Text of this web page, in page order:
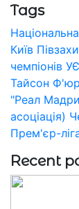
Tags
Київ
чемпіонів
Тайсон
"Реал
асоціація)
Прем'єр-
Recent